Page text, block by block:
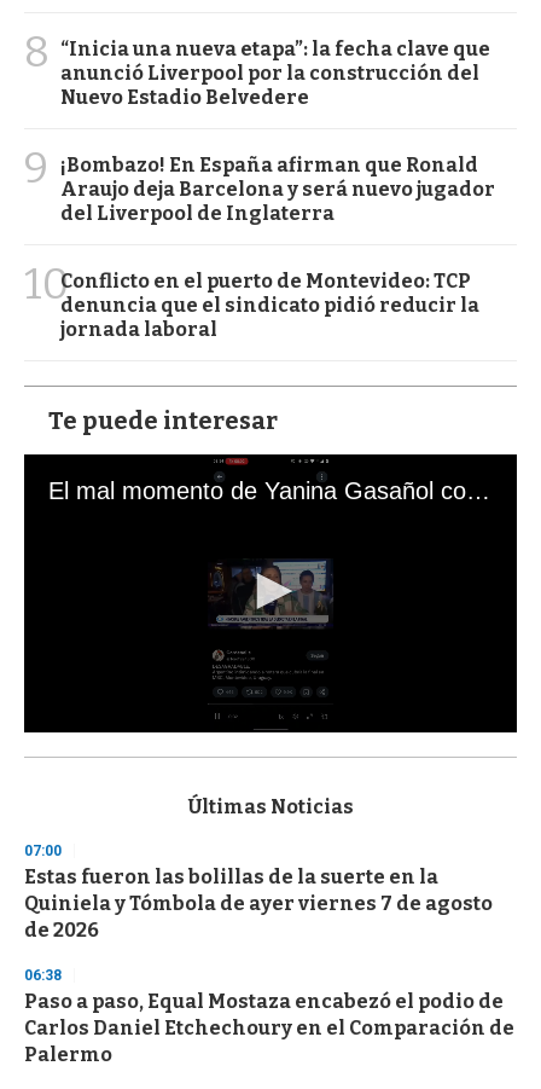
8
“Inicia una nueva etapa”: la fecha clave que
anunció Liverpool por la construcción del
Nuevo Estadio Belvedere
9
¡Bombazo! En España afirman que Ronald
Araujo deja Barcelona y será nuevo jugador
del Liverpool de Inglaterra
10Conflicto en el puerto de Montevideo: TCP
denuncia que el sindicato pidió reducir la
jornada laboral
Te puede interesar
El mal momento de Yanina Gasañol con un hincha argentino en "Subrayado"
s
d
s
o
f
3
s
e
c
o
n
Últimas Noticias
07:00
Estas fueron las bolillas de la suerte en la
Quiniela y Tómbola de ayer viernes 7 de agosto
de 2026
06:38
Paso a paso, Equal Mostaza encabezó el podio de
Carlos Daniel Etchechoury en el Comparación de
Palermo